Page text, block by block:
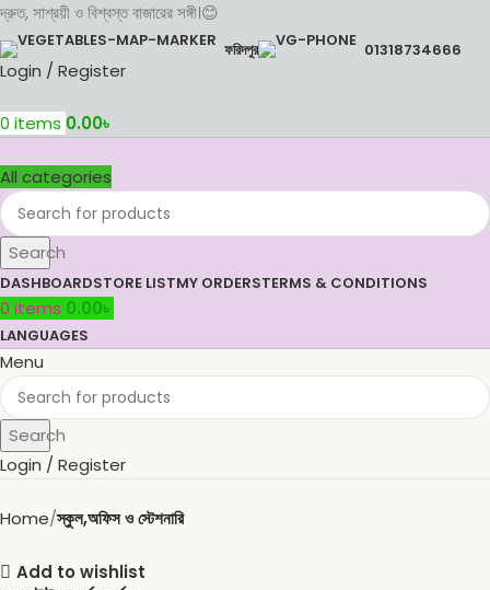
দ্রুত, সাশ্রয়ী ও বিশ্বস্ত বাজারের সঙ্গী।😊
ফরিদপুর 01318734666
Login / Register
0 items 0.00৳
All categories
Search
DASHBOARDSTORE LISTMY ORDERSTERMS & CONDITIONS
0 items 0.00৳
LANGUAGES
Menu
Search
Login / Register
Home স্কুল,অফিস ও স্টেশনারি
Add to wishlist